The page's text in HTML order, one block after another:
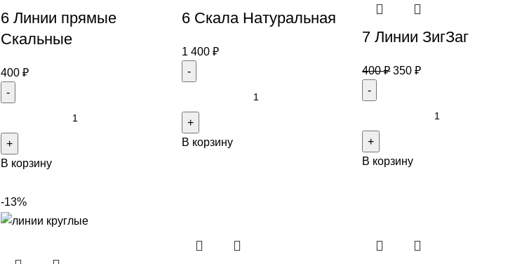
6 Линии прямые
Скальные
400₽
В корзину
6 Скала Натуральная
1 400 ₽
В корзину
7 Линии ЗигЗаг
400₽ 350₽
В корзину
-13%